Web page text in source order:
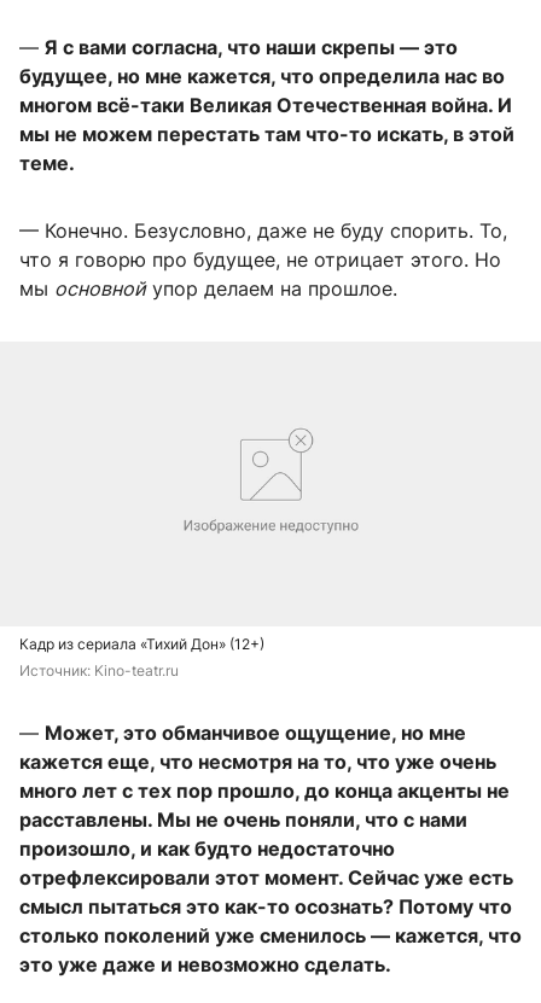
— Я с вами согласна, что наши скрепы — это
будущее, но мне кажется, что определила нас во
многом всё-таки Великая Отечественная война. И
мы не можем перестать там что-то искать, в этой
теме.
— Конечно. Безусловно, даже не буду спорить. То,
что я говорю про будущее, не отрицает этого. Но
мы основнойупор делаем на прошлое.
Кадр из сериала «Тихий Дон» (12+)
Источник: Kino-teatr.ru
— Может, это обманчивое ощущение, но мне
кажется еще, что несмотря на то, что уже очень
много лет с тех пор прошло, до конца акценты не
расставлены. Мы не очень поняли, что с нами
произошло, и как будто недостаточно
отрефлексировали этот момент. Сейчас уже есть
смысл пытаться это как-то осознать? Потому что
столько поколений уже сменилось — кажется, что
это уже даже и невозможно сделать.